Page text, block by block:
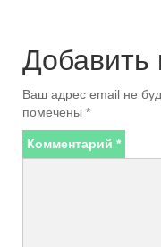
Добавить
Ваш адрес email не
помечены *
Комментарий *